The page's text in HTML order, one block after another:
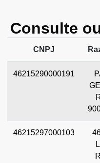
Consulte
CNPJ
46215290000191
46215297000103